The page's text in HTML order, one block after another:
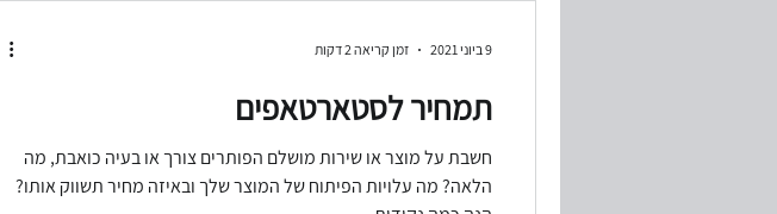
תמחיר לסטארטאפים
חשבת על מוצר או שירות מושלם הפותרים צורך או בעיה כואבת, מה
הלאה? מה עלויות הפיתוח של המוצר שלך ובאיזה מחיר תשווק אותו?
9 ביוני 2021 זמן קריאה 2 דקות